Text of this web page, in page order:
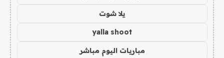
يلا شوت
yalla shoot
مباريات اليوم مباشر